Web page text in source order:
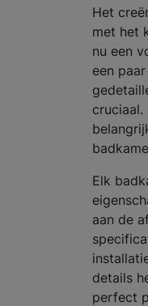
Het
met het
nu een
een
cruciaal.
Elk
aan de
details
perfect